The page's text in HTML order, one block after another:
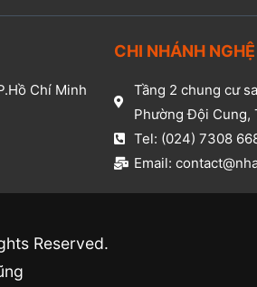
Chí Minh​
CHI NHÁNH
Tầng 2 chung cư
Phường Đội Cung,
Tel: (024) 7308
Email:
Reserved.